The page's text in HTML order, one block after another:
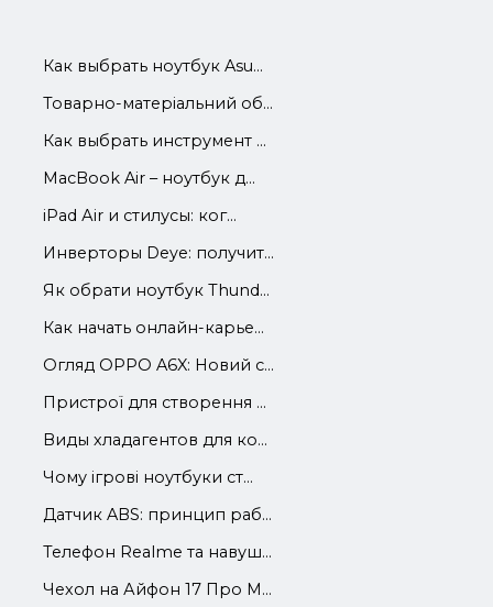
Как выбрать ноутбук Asu...
Товарно-матеріальний об...
Как выбрать инструмент ...
MacBook Air – ноутбук д...
iРad Аir и стилусы: ког...
Инверторы Deye: получит...
Як обрати ноутбук Thund...
Как начать онлайн-карье...
Огляд OPPO A6X: Новий с...
Пристрої для створення ...
Виды хладагентов для ко...
Чому ігрові ноутбуки ст...
Датчик ABS: принцип раб...
Телефон Realme та навуш...
Чехол на Айфон 17 Про М...